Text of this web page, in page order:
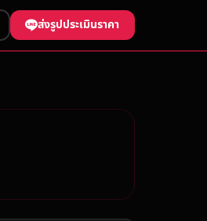
ส่งรูปประเมินราคา